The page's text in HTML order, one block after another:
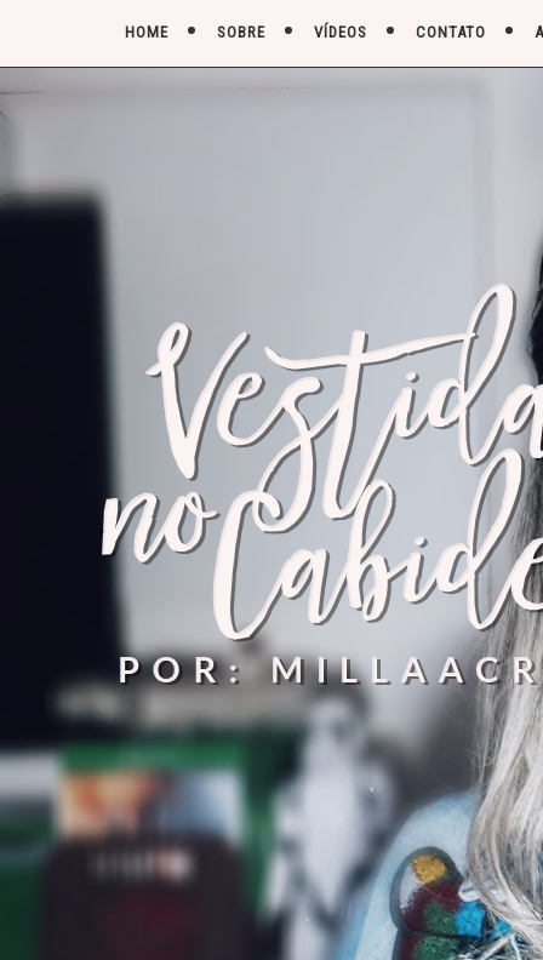
HOME SOBRE VÍDEOS CONTATO